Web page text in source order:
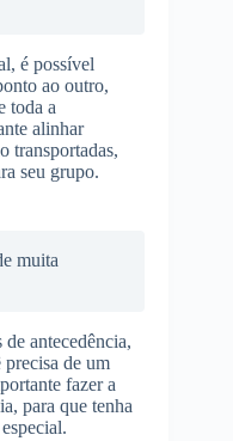
é possível
ao outro,
toda a
alinhar
transportadas,
seu grupo.
muita
antecedência,
de um
fazer a
para que tenha